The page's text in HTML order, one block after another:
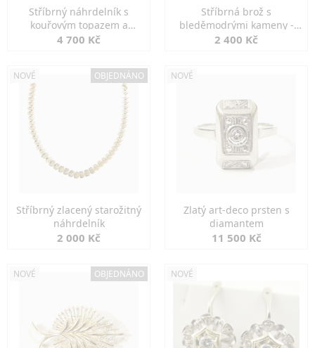
Stříbrný náhrdelník s
kouřovým topazem a
markazity
4 700 Kč
Stříbrná brož s
bleděmodrými kameny -
jemná elegance
2 400 Kč
NOVÉ OBJEDNÁNO
Stříbrný zlacený starožitný
náhrdelník
2 000 Kč
NOVÉ
Zlatý art-deco prsten s
diamantem
11 500 Kč
NOVÉ OBJEDNÁNO NOVÉ